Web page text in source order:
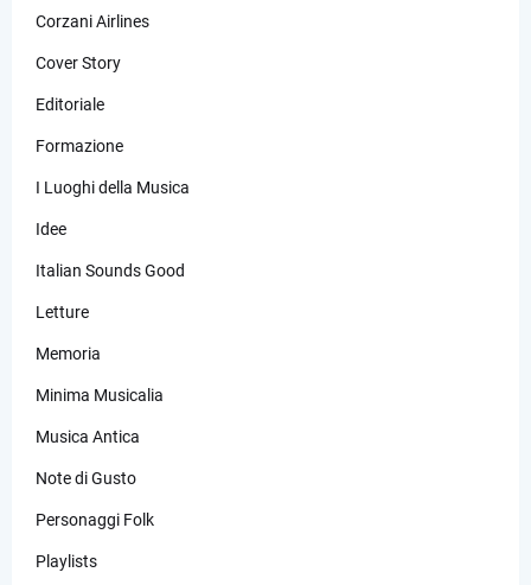
Corzani Airlines
Cover Story
Editoriale
Formazione
I Luoghi della Musica
Idee
Italian Sounds Good
Letture
Memoria
Minima Musicalia
Musica Antica
Note di Gusto
Personaggi Folk
Playlists